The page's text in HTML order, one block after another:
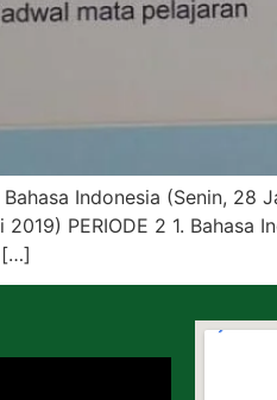
Bahasa Indonesia (Senin,
PERIODE 2 1.
[…]